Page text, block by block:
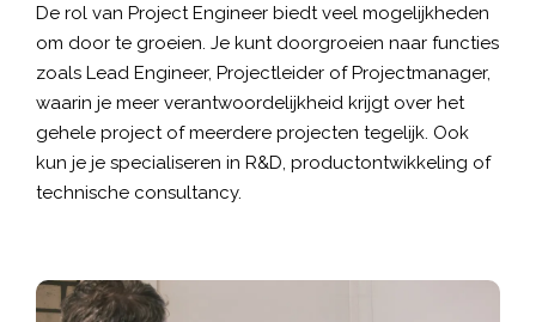
De rol van Project Engineer biedt veel mogelijkheden
om door te groeien. Je kunt doorgroeien naar functies
zoals Lead Engineer, Projectleider of Projectmanager,
waarin je meer verantwoordelijkheid krijgt over het
gehele project of meerdere projecten tegelijk. Ook
kun je je specialiseren in R&D, productontwikkeling of
technische consultancy.